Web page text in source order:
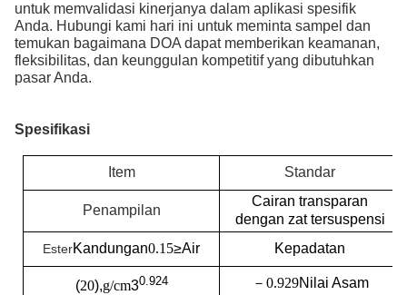
untuk memvalidasi kinerjanya dalam aplikasi spesifik
Anda. Hubungi kami hari ini untuk meminta sampel dan
temukan bagaimana DOA dapat memberikan keamanan,
fleksibilitas, dan keunggulan kompetitif yang dibutuhkan
pasar Anda.
Spesifikasi
Item Standar
Penampilan
Cairan transparan
dengan zat tersuspensi
EsterKandungan0.15≥Air Kepadatan
(20),g/cm30.924 － 0.929Nilai Asam